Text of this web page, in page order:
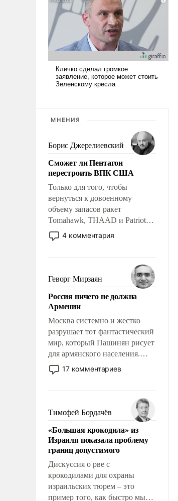
МНЕНИЯ
Борис Джерелиевский
Сможет ли Пентагон
перестроить ВПК США
Только для того, чтобы
вернуться к довоенному
объему запасов ракет
Tomahawk, THAAD и Patriot
США потребуется более трех
лет. Даже небольшая война с
Сложившаяся ситуация
означает многолетний период
уязвимости США, например,
перед Китаем.
4 комментария
Геворг Мирзаян
Россия ничего не должна
Армении
Москва системно и жестко
разрушает тот фантастический
мир, который Пашинян рисует
для армянского населения.
Мир, где политические
прожекты будут безусловно
налогоплательщиков и где
Еревану за свои поступки не
нужно отвечать.
17 комментариев
Тимофей Бордачёв
«Большая крокодила» из
Израиля показала проблему
границ допустимого
Дискуссия о рве с
крокодилами для охраны
израильских тюрем – это
пример того, как быстро мы